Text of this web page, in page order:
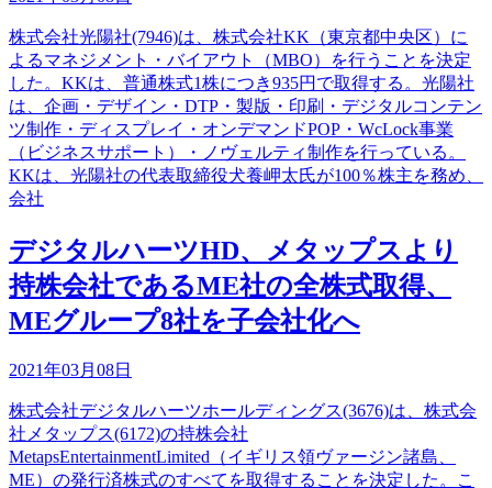
株式会社光陽社(7946)は、株式会社KK（東京都中央区）に
よるマネジメント・バイアウト（MBO）を行うことを決定
した。KKは、普通株式1株につき935円で取得する。光陽社
は、企画・デザイン・DTP・製版・印刷・デジタルコンテン
ツ制作・ディスプレイ・オンデマンドPOP・WcLock事業
（ビジネスサポート）・ノヴェルティ制作を行っている。
KKは、光陽社の代表取締役犬養岬太氏が100％株主を務め、
会社
デジタルハーツHD、メタップスより
持株会社であるME社の全株式取得、
MEグループ8社を子会社化へ
2021年03月08日
株式会社デジタルハーツホールディングス(3676)は、株式会
社メタップス(6172)の持株会社
MetapsEntertainmentLimited（イギリス領ヴァージン諸島、
ME）の発行済株式のすべてを取得することを決定した。こ